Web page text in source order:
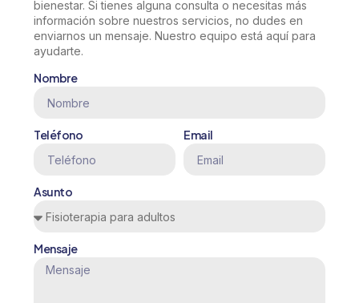
bienestar. Si tienes alguna consulta o necesitas más
información sobre nuestros servicios, no dudes en
enviarnos un mensaje. Nuestro equipo está aquí para
ayudarte.
Nombre
Teléfono Email
Asunto
Mensaje